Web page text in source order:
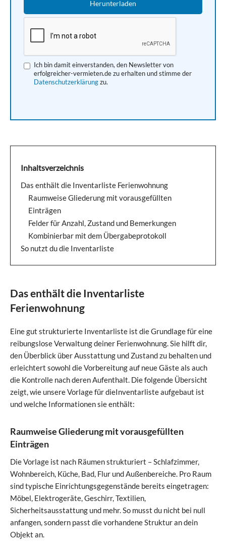
Ich bin damit einverstanden, den Newsletter von
erfolgreicher-vermieten.de zu erhalten und stimme der
Datenschutzerklärung zu.
Inhaltsverzeichnis
Das enthält die Inventarliste Ferienwohnung
Raumweise Gliederung mit vorausgefüllten
Einträgen
Felder für Anzahl, Zustand und Bemerkungen
Kombinierbar mit dem Übergabeprotokoll
So nutzt du die Inventarliste
Das enthält die Inventarliste
Ferienwohnung
Eine gut strukturierte Inventarliste ist die Grundlage für eine
reibungslose Verwaltung deiner Ferienwohnung. Sie hilft dir,
den Überblick über Ausstattung und Zustand zu behalten und
erleichtert sowohl die Vorbereitung auf neue Gäste als auch
die Kontrolle nach deren Aufenthalt. Die folgende Übersicht
zeigt, wie unsere Vorlage für dieInventarliste aufgebaut ist
und welche Informationen sie enthält:
Raumweise Gliederung mit vorausgefüllten
Einträgen
Die Vorlage ist nach Räumen strukturiert – Schlafzimmer,
Wohnbereich, Küche, Bad, Flur und Außenbereiche. Pro Raum
sind typische Einrichtungsgegenstände bereits eingetragen:
Möbel, Elektrogeräte, Geschirr, Textilien,
Sicherheitsausstattung und mehr. So musst du nicht bei null
anfangen, sondern passt die vorhandene Struktur an dein
Objekt an.